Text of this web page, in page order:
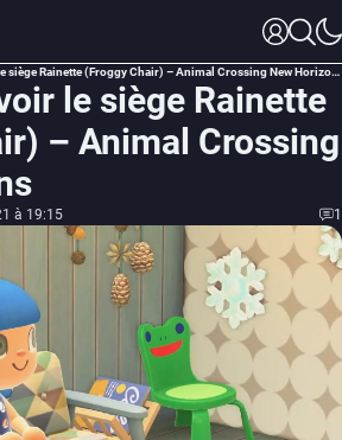
Comment avoir le siège Rainette (Froggy Chair) – Animal Crossing New Horizons
le siège Rainette
– Animal Crossing
à 19:15 1